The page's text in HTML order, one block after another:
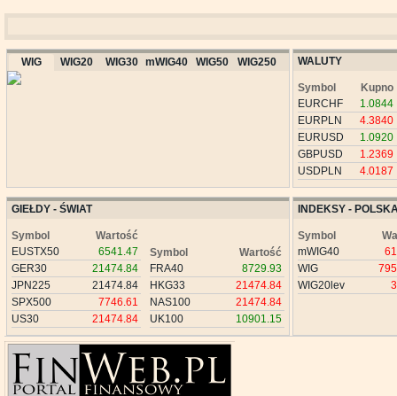
WIG WIG20 WIG30 mWIG40 WIG50 WIG250 WALUTY
Symbol
Kupno
EURCHF
1.0844
EURPLN
4.3840
EURUSD
1.0920
GBPUSD
1.2369
USDPLN
4.0187
GIEŁDY - ŚWIAT
Symbol
Wartość
EUSTX50
6541.47
GER30
21474.84
JPN225
21474.84
SPX500
7746.61
US30
21474.84
Symbol
Wartość
FRA40
8729.93
HKG33
21474.84
NAS100
21474.84
UK100
10901.15
INDEKSY -
Symbol
mWIG40
WIG
WIG20lev